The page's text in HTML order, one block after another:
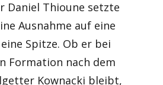
Daniel Thioune setzte
Ausnahme auf eine
Spitze. Ob er bei
Formation nach dem
Kownacki bleibt,